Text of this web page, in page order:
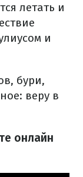
летать и
и
бури,
веру в
онлайн